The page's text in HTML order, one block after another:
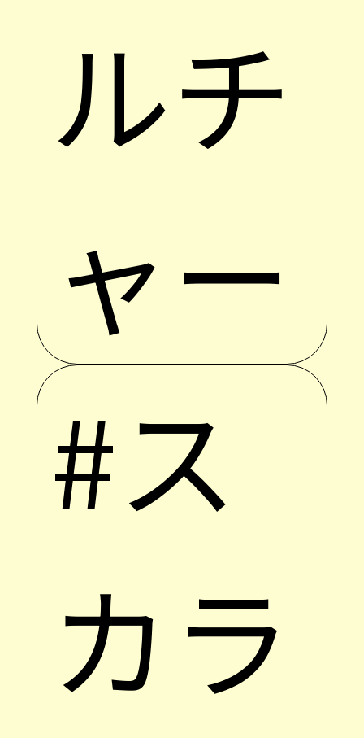
ルチ
ャー
#ス
カラ